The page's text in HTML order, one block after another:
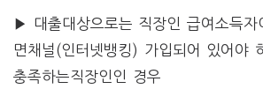
▶ 대출대상으로는 직장인 급여소득자
면채널(인터넷뱅킹) 가입되어 있어야
충족하는직장인인 경우